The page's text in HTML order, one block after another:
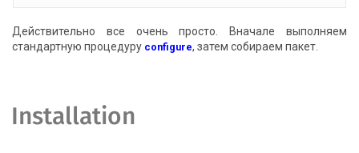
Действительно все очень просто. Вначале выполняем
стандартную процедуру configure, затем собираем пакет.
Installation